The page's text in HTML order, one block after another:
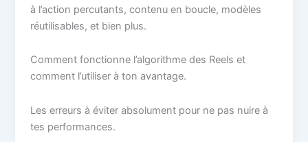
à l’action percutants, contenu en boucle, modèles
réutilisables, et bien plus.
Comment fonctionne l’algorithme des Reels et
comment l’utiliser à ton avantage.
Les erreurs à éviter absolument pour ne pas nuire à
tes performances.